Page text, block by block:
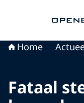
Home
Fataal